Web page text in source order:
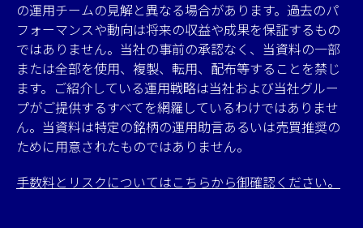
の運用チームの見解と異なる場合があります。過去のパ
フォーマンスや動向は将来の収益や成果を保証するもの
ではありません。当社の事前の承認なく、当資料の一部
または全部を使用、複製、転用、配布等することを禁じ
ます。ご紹介している運用戦略は当社および当社グルー
プがご提供するすべてを網羅しているわけではありませ
ん。当資料は特定の銘柄の運用助言あるいは売買推奨の
ために用意されたものではありません。
手数料とリスクについてはこちらから御確認ください。